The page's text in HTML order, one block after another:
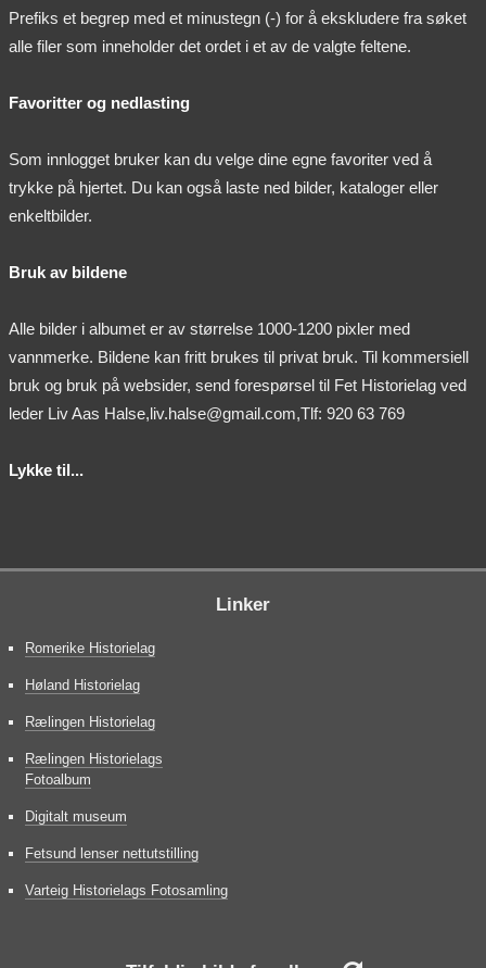
Prefiks et begrep med et minustegn (-) for å ekskludere fra søket
alle filer som inneholder det ordet i et av de valgte feltene.
Favoritter og nedlasting
Som innlogget bruker kan du velge dine egne favoriter ved å
trykke på hjertet. Du kan også laste ned bilder, kataloger eller
enkeltbilder.
Bruk av bildene
Alle bilder i albumet er av størrelse 1000-1200 pixler med
vannmerke. Bildene kan fritt brukes til privat bruk. Til kommersiell
bruk og bruk på websider, send forespørsel til Fet Historielag ved
leder Liv Aas Halse,liv.halse@gmail.com,Tlf: 920 63 769
Lykke til...
Linker
Romerike Historielag
Høland Historielag
Rælingen Historielag
Rælingen Historielags
Fotoalbum
Digitalt museum
Fetsund lenser nettutstilling
Varteig Historielags Fotosamling